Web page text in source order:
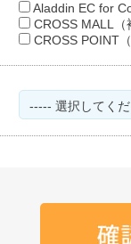
Aladdin EC for
CROSS MALL（
CROSS POINT